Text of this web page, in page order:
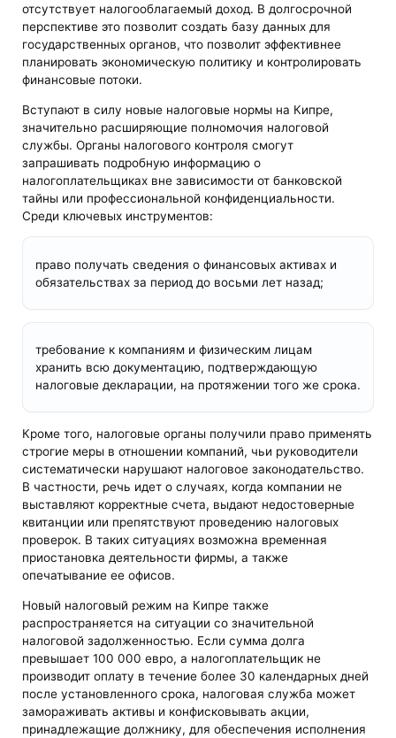
отсутствует налогооблагаемый доход. В долгосрочной
перспективе это позволит создать базу данных для
государственных органов, что позволит эффективнее
планировать экономическую политику и контролировать
финансовые потоки.
Вступают в силу новые налоговые нормы на Кипре,
значительно расширяющие полномочия налоговой
службы. Органы налогового контроля смогут
запрашивать подробную информацию о
налогоплательщиках вне зависимости от банковской
тайны или профессиональной конфиденциальности.
Среди ключевых инструментов:
право получать сведения о финансовых активах и
обязательствах за период до восьми лет назад;
требование к компаниям и физическим лицам
хранить всю документацию, подтверждающую
налоговые декларации, на протяжении того же срока.
Кроме того, налоговые органы получили право применять
строгие меры в отношении компаний, чьи руководители
систематически нарушают налоговое законодательство.
В частности, речь идет о случаях, когда компании не
выставляют корректные счета, выдают недостоверные
квитанции или препятствуют проведению налоговых
проверок. В таких ситуациях возможна временная
приостановка деятельности фирмы, а также
опечатывание ее офисов.
Новый налоговый режим на Кипре также
распространяется на ситуации со значительной
налоговой задолженностью. Если сумма долга
превышает 100 000 евро, а налогоплательщик не
производит оплату в течение более 30 календарных дней
после установленного срока, налоговая служба может
замораживать активы и конфисковывать акции,
принадлежащие должнику, для обеспечения исполнения